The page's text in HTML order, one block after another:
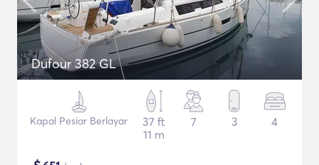
Dufour 382 GL
Kapal Pesiar Berlayar
37 ft
11 m
7 3 4